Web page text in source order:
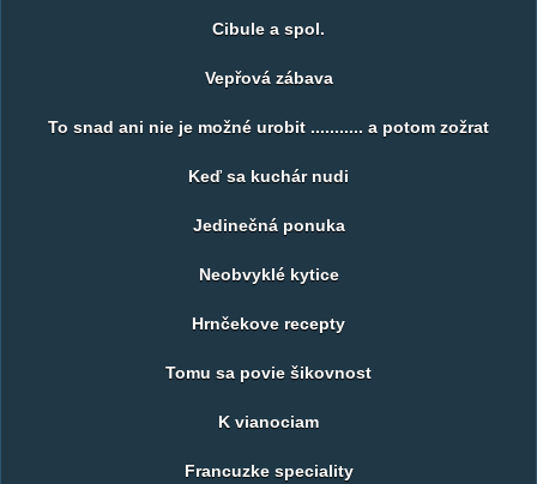
Cibule a spol.
Vepřová zábava
To snad ani nie je možné urobit ........... a potom zožrat
Keď sa kuchár nudi
Jedinečná ponuka
Neobvyklé kytice
Hrnčekove recepty
Tomu sa povie šikovnost
K vianociam
Francuzke speciality